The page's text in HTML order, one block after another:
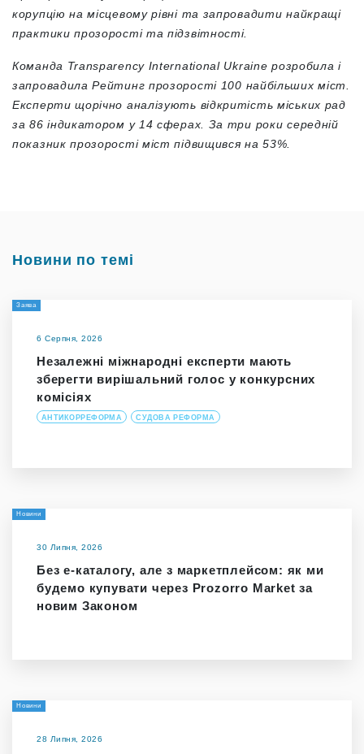
корупцію на місцевому рівні та запровадити найкращі
практики прозорості та підзвітності.
Команда Transparency International Ukraine розробила і
запровадила Рейтинг прозорості 100 найбільших міст.
Експерти щорічно аналізують відкритість міських рад
за 86 індикатором у 14 сферах. За три роки середній
показник прозорості міст підвищився на 53%.
Новини по темі
Заява
6 Серпня, 2026
Незалежні міжнародні експерти мають
зберегти вирішальний голос у конкурсних
комісіях
АНТИКОРРЕФОРМА СУДОВА РЕФОРМА
Новини
30 Липня, 2026
Без е-каталогу, але з маркетплейсом: як ми
будемо купувати через Prozorro Market за
новим Законом
Новини
28 Липня, 2026